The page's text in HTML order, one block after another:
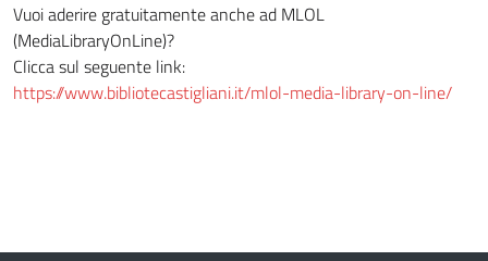
Vuoi aderire gratuitamente anche ad MLOL
(MediaLibraryOnLine)?
Clicca sul seguente link:
https://www.bibliotecastigliani.it/mlol-media-library-on-line/